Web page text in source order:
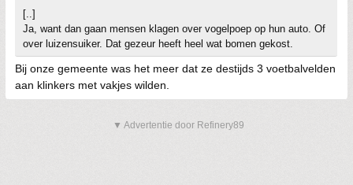
[..]
Ja, want dan gaan mensen klagen over vogelpoep op hun auto. Of
over luizensuiker. Dat gezeur heeft heel wat bomen gekost.
Bij onze gemeente was het meer dat ze destijds 3 voetbalvelden
aan klinkers met vakjes wilden.
▼ Advertentie door Refinery89